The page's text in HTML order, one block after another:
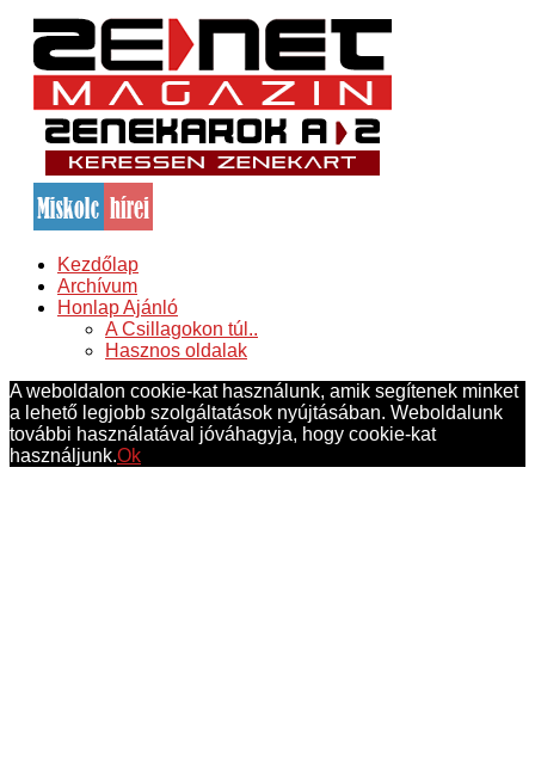
Kezdőlap
Archívum
Honlap Ajánló
A Csillagokon túl..
Hasznos oldalak
A weboldalon cookie-kat használunk, amik segítenek minket
a lehető legjobb szolgáltatások nyújtásában. Weboldalunk
további használatával jóváhagyja, hogy cookie-kat
használjunk.Ok